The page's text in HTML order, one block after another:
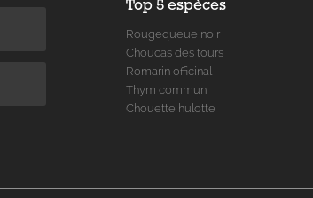
Top 5 espèces
Rougequeue noir
Choucas des tours
Romarin officinal
Thym commun
Chouette hulotte